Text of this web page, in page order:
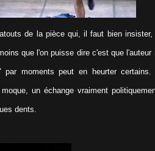
de la pièce qui, il faut bien
que l'on puisse dire c'est que l'auteur
moments peut en heurter
un échange vraiment
dents.